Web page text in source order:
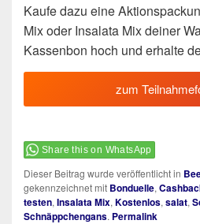
Kaufe dazu eine
Mix oder Insalata Mix deiner
Kassenbon hoch und erhalte
zum
Share this on WhatsApp
Dieser Beitrag wurde veröffentlicht in
gekennzeichnet mit Bonduelle,
testen, Insalata Mix, Kostenlos, salat,
Schnäppchengans. Permalink